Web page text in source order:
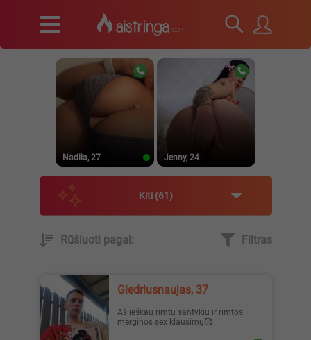
Nadila, 27 Jenny, 24
Kiti 61
Rūšiuoti pagal: Filtras
Giedriusnaujas, 37
Aš ieškau rimtų santykių ir rimtos
merginos sex klausimų🥰